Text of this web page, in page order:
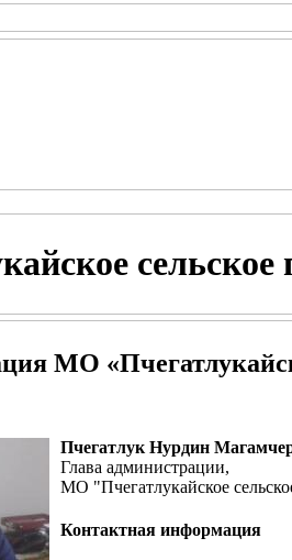
сельское
МО
Пчегатлук Нурдин
Глава администрации,
МО "Пчегатлукайское
Контактная информация